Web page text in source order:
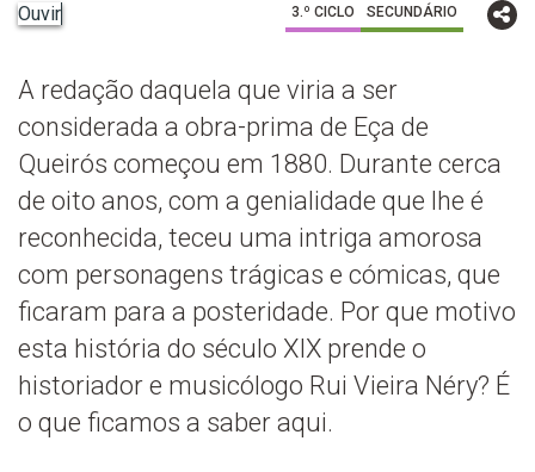
Ouvir 3.º CICLO SECUNDÁRIO
A redação daquela que viria a ser
considerada a obra-prima de Eça de
Queirós começou em 1880. Durante cerca
de oito anos, com a genialidade que lhe é
reconhecida, teceu uma intriga amorosa
com personagens trágicas e cómicas, que
ficaram para a posteridade. Por que motivo
esta história do século XIX prende o
historiador e musicólogo Rui Vieira Néry? É
o que ficamos a saber aqui.